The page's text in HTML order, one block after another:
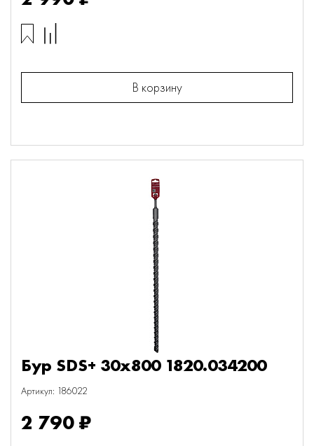
В корзину
Бур SDS+ 30х800 1820.034200
Артикул: 186022
2 790 ₽